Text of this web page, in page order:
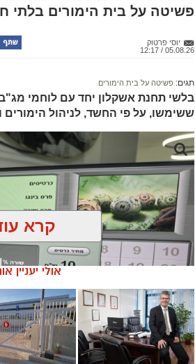
פשיטה על בית הימורים בלתי
יוסי פרטוק
05.08.26 / 12:17
תגים: פשיטה על בית הימורים
בלשי תחנת אשקלון יחד עם לוחמי מג"ב
ששימשו, על פי החשד, לניהול הימורים
קרא
אולי יעניין